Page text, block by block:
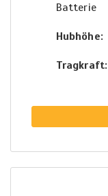
Batterie
Hubhöhe
Tragkraft